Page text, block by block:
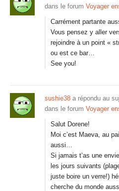
dans le forum Voyager
Carrément partante
Vous pensez y aller
rejoindre à un point «
ou est ce bar…
See you!
sushie38 a répondu au
dans le forum Voyager
Salut Dorene!
Moi c’est Maeva, au
aussi…
Si jamais t’as une
les jours suivants
juste boire un verre!)
cherche du monde